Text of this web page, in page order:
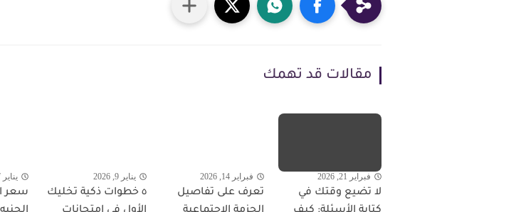
مقالات قد تهمك
فبراير 21, 2026
لا تضيع وقتك في
فبراير 14, 2026
تعرف على تفاصيل
يناير 9, 2026
٥ خطوات ذكية تخليك
يناير 7, 2026
سعر